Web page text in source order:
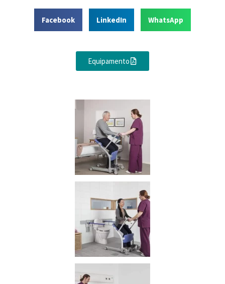
Facebook LinkedIn WhatsApp
Equipamento